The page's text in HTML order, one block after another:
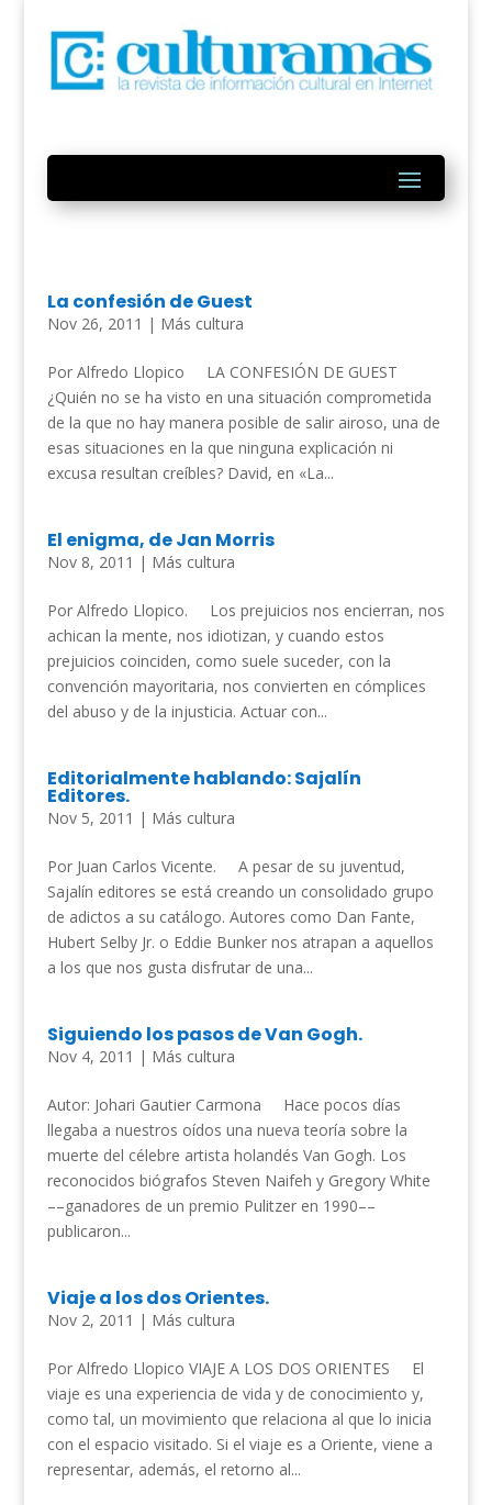
La confesión de Guest
Nov 26, 2011 | Más cultura
Por Alfredo Llopico LA CONFESIÓN DE GUEST
¿Quién no se ha visto en una situación comprometida
de la que no hay manera posible de salir airoso, una de
esas situaciones en la que ninguna explicación ni
excusa resultan creíbles? David, en «La...
El enigma, de Jan Morris
Nov 8, 2011 | Más cultura
Por Alfredo Llopico. Los prejuicios nos encierran, nos
achican la mente, nos idiotizan, y cuando estos
prejuicios coinciden, como suele suceder, con la
convención mayoritaria, nos convierten en cómplices
del abuso y de la injusticia. Actuar con...
Editorialmente hablando: Sajalín
Editores.
Nov 5, 2011 | Más cultura
Por Juan Carlos Vicente. A pesar de su juventud,
Sajalín editores se está creando un consolidado grupo
de adictos a su catálogo. Autores como Dan Fante,
Hubert Selby Jr. o Eddie Bunker nos atrapan a aquellos
a los que nos gusta disfrutar de una...
Siguiendo los pasos de Van Gogh.
Nov 4, 2011 | Más cultura
Autor: Johari Gautier Carmona Hace pocos días
llegaba a nuestros oídos una nueva teoría sobre la
muerte del célebre artista holandés Van Gogh. Los
reconocidos biógrafos Steven Naifeh y Gregory White
––ganadores de un premio Pulitzer en 1990––
publicaron...
Viaje a los dos Orientes.
Nov 2, 2011 | Más cultura
Por Alfredo Llopico VIAJE A LOS DOS ORIENTES El
viaje es una experiencia de vida y de conocimiento y,
como tal, un movimiento que relaciona al que lo inicia
con el espacio visitado. Si el viaje es a Oriente, viene a
representar, además, el retorno al...